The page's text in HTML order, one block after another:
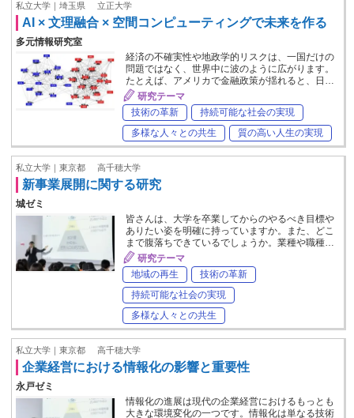
私立大学｜埼玉県 立正大学
AI × 文理融合 × 空間コンピューティングで未来を作る
多元情報研究室
経済の不確実性や地政学的リスクは、一国だけの
問題ではなく、世界中に波のように広がります。
たとえば、アメリカで金融政策が揺れると、日…
研究テーマ
技術の革新
持続可能な社会の実現
多様な人々との共生
質の高い人生の実現
私立大学｜東京都 高千穂大学
新事業展開に関する研究
城ゼミ
皆さんは、大学を卒業してからのやるべき目標や
ありたい姿を明確に持っていますか。また、どこ
まで腹落ちできているでしょうか。業種や職種…
研究テーマ
地域の再生
技術の革新
持続可能な社会の実現
多様な人々との共生
私立大学｜東京都 高千穂大学
企業経営における情報化の影響と重要性
永戸ゼミ
情報化の進展は現代の企業経営におけるもっとも
大きな環境変化の一つです。情報化は単なる技術